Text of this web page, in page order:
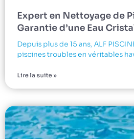
Expert en Nettoyage de
Garantie d’une Eau
Depuis plus de 15 ans, ALF
piscines troubles en véritables
Lire la suite »